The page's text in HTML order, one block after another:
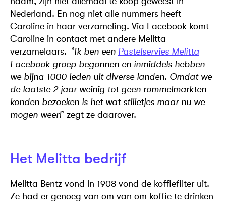
Nederland. En nog niet alle nummers heeft
Caroline in haar verzameling. Via Facebook komt
Caroline in contact met andere Melitta
verzamelaars. ‘Ik ben een Pastelservies Melitta
Facebook groep begonnen en inmiddels hebben
we bijna 1000 leden uit diverse landen. Omdat we
de laatste 2 jaar weinig tot geen rommelmarkten
konden bezoeken is het wat stilletjes maar nu we
mogen weer!’ zegt ze daarover.
Het Melitta bedrijf
Melitta Bentz vond in 1908 vond de koffiefilter uit.
Ze had er genoeg van om van om koffie te drinken